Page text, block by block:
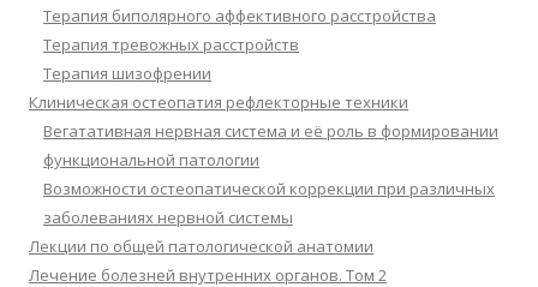
Терапия биполярного аффективного расстройства
Терапия тревожных расстройств
Терапия шизофрении
Клиническая остеопатия рефлекторные техники
Вегатативная нервная система и её роль в формировании
функциональной патологии
Возможности остеопатической коррекции при различных
заболеваниях нервной системы
Лекции по общей патологической анатомии
Лечение болезней внутренних органов. Том 2